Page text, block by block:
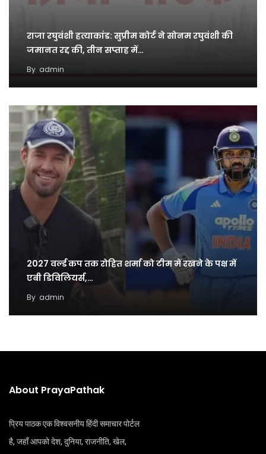
राजा रघुवंशी हत्याकांड: सुप्रीम कोर्ट ने सोनम रघुवंशी की
जमानत रद्द की, तीन सप्ताह में…
By admin
2027 वर्ल्ड कप तक रोहित शर्मा को टीम में रखने के पक्ष में
एबी डिविलियर्स,…
By admin
About PrayaPathak
प्रिय पाठक एक विश्वसनीय हिंदी समाचार पोर्टल
है, जहाँ आपको देश, दुनिया, राजनीति, खेल,